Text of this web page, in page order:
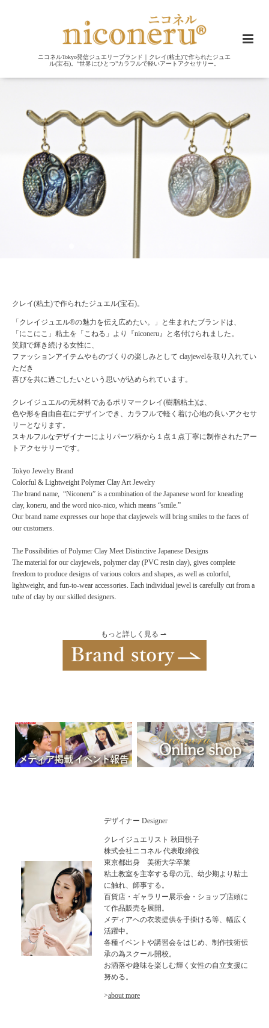
ニコネルTokyo発信ジュエリーブランド｜クレイ(粘土)で作られたジュエ
ル(宝石)。“世界にひとつ”カラフルで軽いアートアクセサリー。
クレイ(粘土)で作られたジュエル(宝石)。
「クレイジュエル®の魅力を伝え広めたい。」と生まれたブランドは、
「にこにこ」粘土を「こねる」より『niconeru』と名付けられました。
笑顔で輝き続ける女性に、
ファッションアイテムやものづくりの楽しみとして clayjewelを取り入れてい
ただき
喜びを共に過ごしたいという思いが込められています。
クレイジュエルの元材料であるポリマークレイ(樹脂粘土)は、
色や形を自由自在にデザインでき、カラフルで軽く着け心地の良いアクセサ
リーとなります。
スキルフルなデザイナーによりパーツ柄から１点１点丁寧に制作されたアー
トアクセサリーです。
Tokyo Jewelry Brand
Colorful & Lightweight Polymer Clay Art Jewelry
The brand name, “Niconeru” is a combination of the Japanese word for kneading
clay, koneru, and the word nico-nico, which means “smile.”
Our brand name expresses our hope that clayjewels will bring smiles to the faces of
our customers.
The Possibilities of Polymer Clay Meet Distinctive Japanese Designs
The material for our clayjewels, polymer clay (PVC resin clay), gives complete
freedom to produce designs of various colors and shapes, as well as colorful,
lightweight, and fun-to-wear accessories. Each individual jewel is carefully cut from a
tube of clay by our skilled designers.
もっと詳しく見る ⇀
デザイナー Designer
クレイジュエリスト 秋田悦子
株式会社ニコネル 代表取締役
東京都出身 美術大学卒業
粘土教室を主宰する母の元、幼少期より粘土
に触れ、師事する。
百貨店・ギャラリー展示会・ショップ店頭に
て作品販売を展開。
メディアへの衣装提供を手掛ける等、幅広く
活躍中。
各種イベントや講習会をはじめ、制作技術伝
承の為スクール開校。
お洒落や趣味を楽しむ輝く女性の自立支援に
努める。
>about more